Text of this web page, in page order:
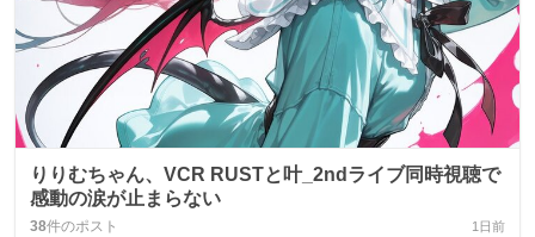
りりむちゃん、VCR RUSTと叶_2ndライブ同時視聴で
感動の涙が止まらない
38件のポスト 1日前